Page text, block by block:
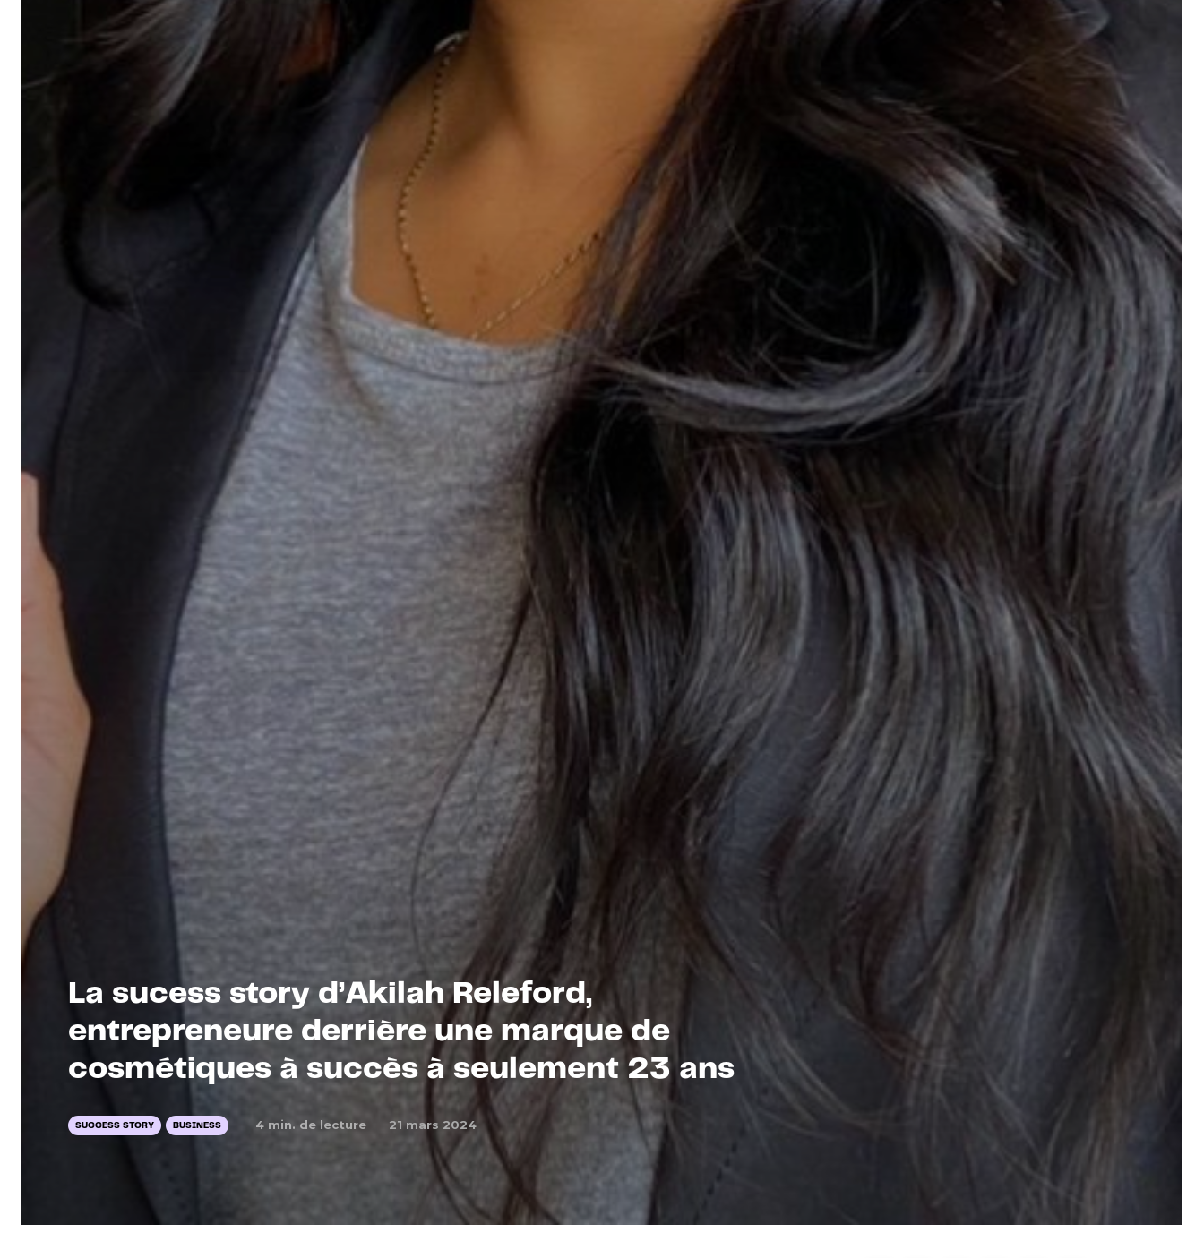
La sucess story d’Akilah Releford,
entrepreneure derrière une marque de
cosmétiques à succès à seulement 23 ans
SUCCESS STORY BUSINESS 4 min. de lecture 21 mars 2024